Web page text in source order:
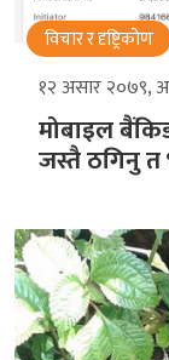
विचार र दृष्ट्रिकोण
१२ असार २०७९,
मोबाइल
जस्तै ठगिनु